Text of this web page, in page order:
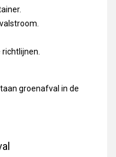
groenafval in de